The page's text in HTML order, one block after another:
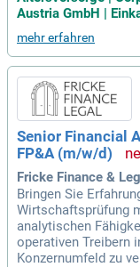
Austria GmbH |
mehr erfahren
Senior Financial
FP&A (m/w/d)
Fricke Finance &
Bringen Sie
Wirtschaftsprüfung
analytischen
operativen Treibern
Konzernumfeld zu